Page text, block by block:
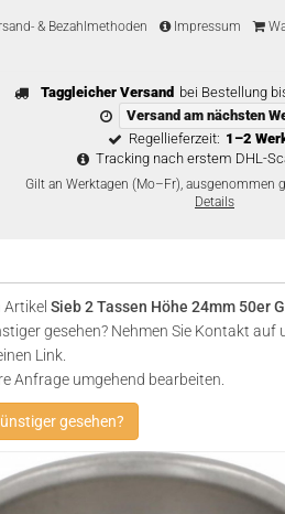
& Bezahlmethoden Impressum
Taggleicher Versand bei Bestellung
Versand am nächsten
Regellieferzeit: 1–2
Tracking nach erstem DHL-
Gilt an Werktagen (Mo–Fr), ausgenommen
Details
Artikel Sieb 2 Tassen Höhe 24mm 50er
gesehen? Nehmen Sie Kontakt auf
Link.
Anfrage umgehend bearbeiten.
gesehen?